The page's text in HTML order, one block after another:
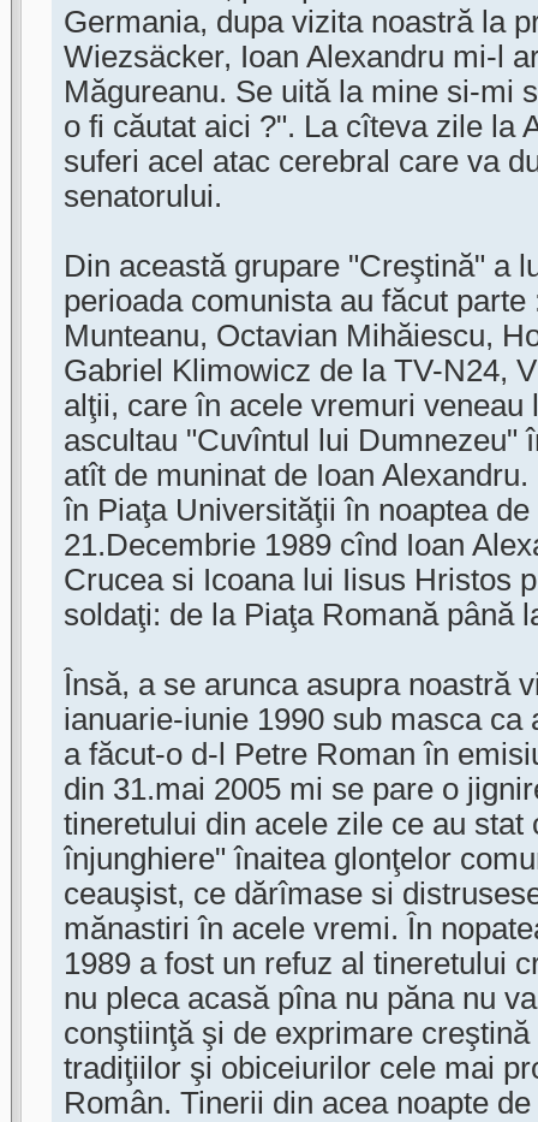
Germania, dupa vizita noastră la
Wiezsäcker, Ioan Alexandru mi-l
Măgureanu. Se uită la mine si-mi
o fi căutat aici ?". La cîteva zile la
suferi acel atac cerebral care va
senatorului.
Din această grupare "Creştină" a
perioada comunista au făcut
Munteanu, Octavian Mihăiescu,
Gabriel Klimowicz de la TV-N24,
alţii, care în acele vremuri veneau
ascultau "Cuvîntul lui Dumnezeu"
atît de muninat de Ioan
în Piaţa Universităţii în noaptea
21.Decembrie 1989 cînd Ioan
Crucea si Icoana lui Iisus Hristos
soldaţi: de la Piaţa Romană până
Însă, a se arunca asupra noastră
ianuarie-iunie 1990 sub masca ca
a făcut-o d-l Petre Roman în
din 31.mai 2005 mi se pare o
tineretului din acele zile ce au stat
înjunghiere" înaitea glonţelor
ceauşist, ce dărîmase si
mănastiri în acele vremi. În
1989 a fost un refuz al tineretului
nu pleca acasă pîna nu păna nu
conştiinţă şi de exprimare
tradiţiilor şi obiceiurilor cele mai
Român. Tinerii din acea noapte